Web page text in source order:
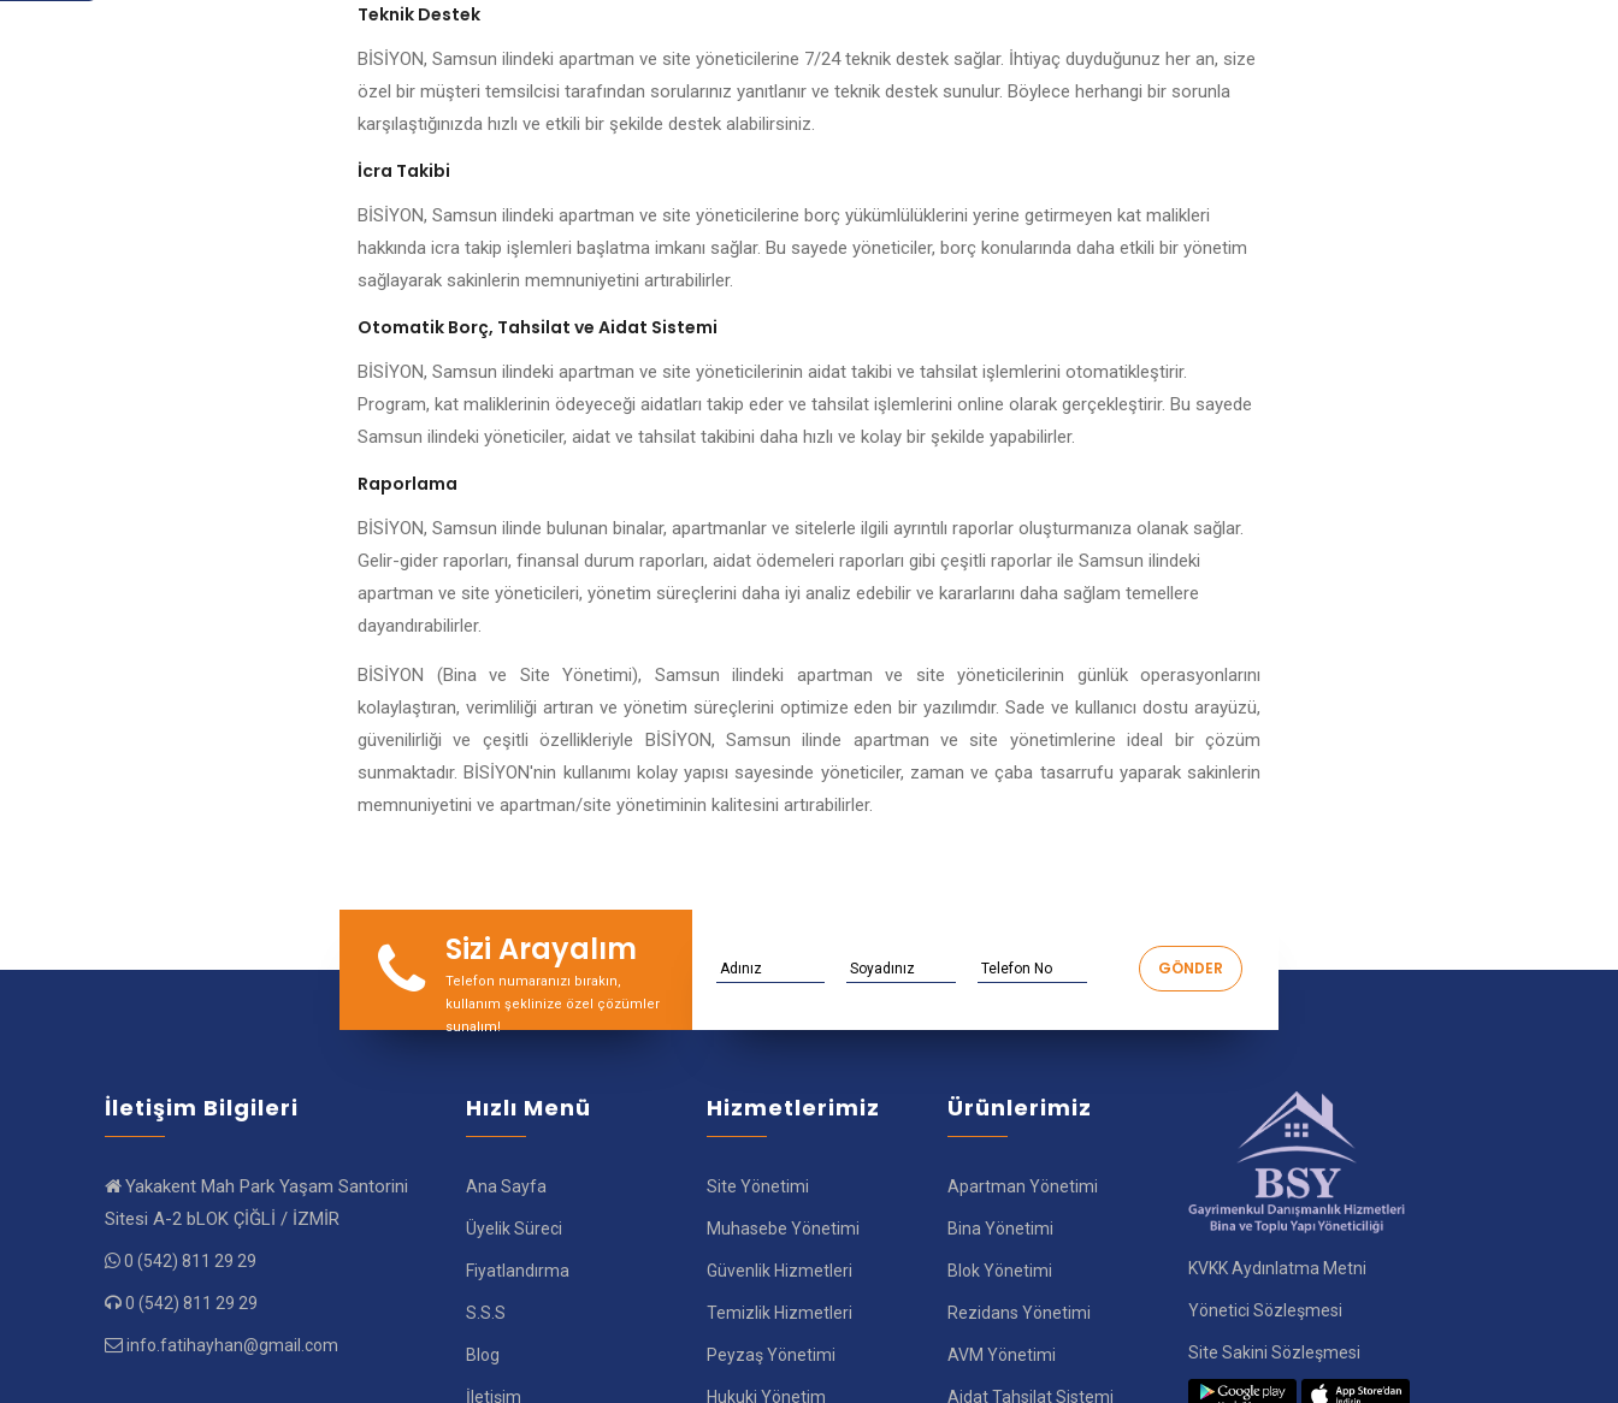
Teknik Destek
BİSİYON, Samsun ilindeki apartman ve site yöneticilerine 7/24 teknik destek sağlar. İhtiyaç duyduğunuz her an, size
özel bir müşteri temsilcisi tarafından sorularınız yanıtlanır ve teknik destek sunulur. Böylece herhangi bir sorunla
karşılaştığınızda hızlı ve etkili bir şekilde destek alabilirsiniz.
İcra Takibi
BİSİYON, Samsun ilindeki apartman ve site yöneticilerine borç yükümlülüklerini yerine getirmeyen kat malikleri
hakkında icra takip işlemleri başlatma imkanı sağlar. Bu sayede yöneticiler, borç konularında daha etkili bir yönetim
sağlayarak sakinlerin memnuniyetini artırabilirler.
Otomatik Borç, Tahsilat ve Aidat Sistemi
BİSİYON, Samsun ilindeki apartman ve site yöneticilerinin aidat takibi ve tahsilat işlemlerini otomatikleştirir.
Program, kat maliklerinin ödeyeceği aidatları takip eder ve tahsilat işlemlerini online olarak gerçekleştirir. Bu sayede
Samsun ilindeki yöneticiler, aidat ve tahsilat takibini daha hızlı ve kolay bir şekilde yapabilirler.
Raporlama
BİSİYON, Samsun ilinde bulunan binalar, apartmanlar ve sitelerle ilgili ayrıntılı raporlar oluşturmanıza olanak sağlar.
Gelir-gider raporları, finansal durum raporları, aidat ödemeleri raporları gibi çeşitli raporlar ile Samsun ilindeki
apartman ve site yöneticileri, yönetim süreçlerini daha iyi analiz edebilir ve kararlarını daha sağlam temellere
dayandırabilirler.
BİSİYON (Bina ve Site Yönetimi), Samsun ilindeki apartman ve site yöneticilerinin günlük operasyonlarını
kolaylaştıran, verimliliği artıran ve yönetim süreçlerini optimize eden bir yazılımdır. Sade ve kullanıcı dostu arayüzü,
güvenilirliği ve çeşitli özellikleriyle BİSİYON, Samsun ilinde apartman ve site yönetimlerine ideal bir çözüm
sunmaktadır. BİSİYON'nin kullanımı kolay yapısı sayesinde yöneticiler, zaman ve çaba tasarrufu yaparak sakinlerin
memnuniyetini ve apartman/site yönetiminin kalitesini artırabilirler.
Sizi Arayalım
Telefon numaranızı bırakın,
kullanım şeklinize özel çözümler
sunalım!
İletişim Bilgileri
Yakakent Mah Park Yaşam Santorini
Sitesi A-2 bLOK ÇİĞLİ / İZMİR
0 (542) 811 29 29
0 (542) 811 29 29
info.fatihayhan@gmail.com
Hızlı Menü
Ana Sayfa
Üyelik Süreci
Fiyatlandırma
S.S.S
Blog
İletişim
Hizmetlerimiz
Site Yönetimi
Muhasebe Yönetimi
Güvenlik Hizmetleri
Temizlik Hizmetleri
Peyzaş Yönetimi
Hukuki Yönetim
Ürünlerimiz
Apartman Yönetimi
Bina Yönetimi
Blok Yönetimi
Rezidans Yönetimi
AVM Yönetimi
Aidat Tahsilat Sistemi
KVKK Aydınlatma Metni
Yönetici Sözleşmesi
Site Sakini Sözleşmesi